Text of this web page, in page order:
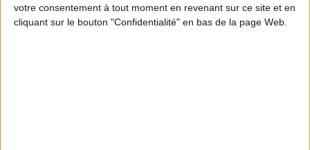
votre consentement à tout moment en revenant sur ce site et en
cliquant sur le bouton "Confidentialité" en bas de la page Web.